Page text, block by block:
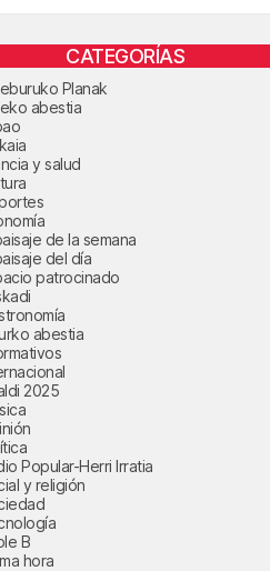
CATEGORÍAS
Planak
abestia
y salud
de la semana
del día
patrocinado
abestia
2025
Popular-Herri Irratia
y religión
B
hora